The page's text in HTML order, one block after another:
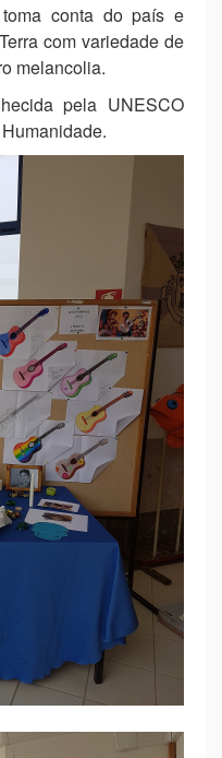
conta do país e
com variedade de
melancolia.
pela UNESCO